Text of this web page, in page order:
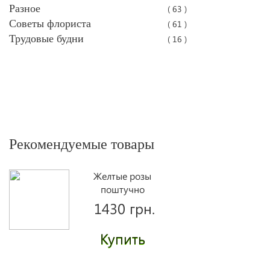
Разное ( 63 )
Советы флориста ( 61 )
Трудовые будни ( 16 )
Рекомендуемые товары
Желтые розы
поштучно
1430 грн.
Купить